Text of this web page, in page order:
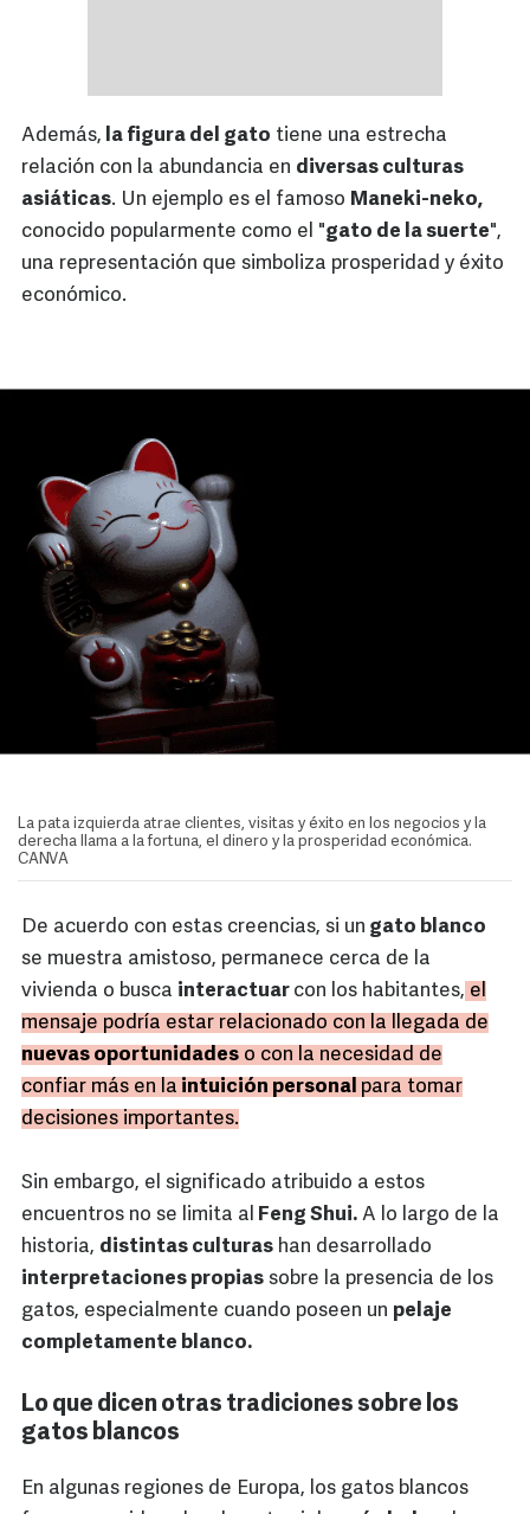
Además, la figura del gato tiene una estrecha
relación con la abundancia en diversas culturas
asiáticas. Un ejemplo es el famoso Maneki-neko,
conocido popularmente como el "gato de la suerte",
una representación que simboliza prosperidad y éxito
económico.
La pata izquierda atrae clientes, visitas y éxito en los negocios y la
derecha llama a la fortuna, el dinero y la prosperidad económica.
CANVA
De acuerdo con estas creencias, si un gato blanco
se muestra amistoso, permanece cerca de la
vivienda o busca interactuar con los habitantes, el
mensaje podría estar relacionado con la llegada de
nuevas oportunidades o con la necesidad de
confiar más en la intuición personal para tomar
decisiones importantes.
Sin embargo, el significado atribuido a estos
encuentros no se limita al
Feng Shui. A lo largo de la
historia, distintas culturas han desarrollado
interpretaciones propias sobre la presencia de los
gatos, especialmente cuando poseen un pelaje
completamente blanco.
Lo que dicen otras tradiciones sobre los
gatos blancos
En algunas regiones de Europa, los gatos blancos